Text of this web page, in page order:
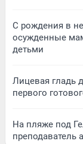
С рождения в
осужденные
детьми
Лицевая гладь
первого
На пляже под
преподаватель